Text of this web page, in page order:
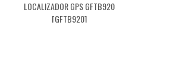
LOCALIZADOR GPS GFTB920
[GFTB920]